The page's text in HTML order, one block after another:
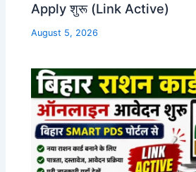
Apply शुरू (Link Active)
August 5, 2026